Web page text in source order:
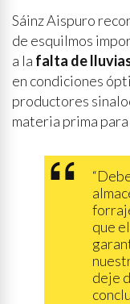
Sáinz Aispuro
de esquilmos
a la falta de
en condiciones
productores
materia prima
que
deje